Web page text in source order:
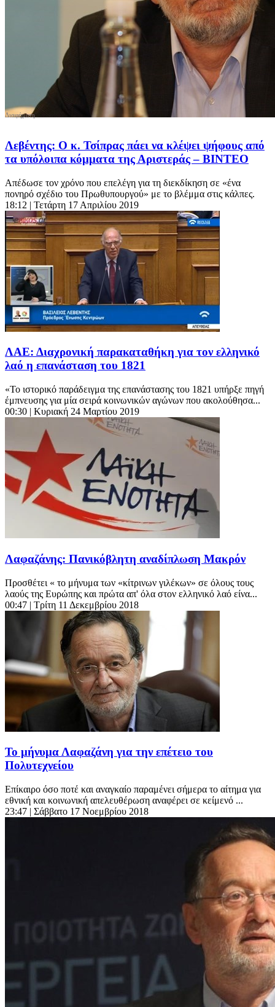
Λεβέντης: Ο κ. Τσίπρας πάει να κλέψει ψήφους από
τα υπόλοιπα κόμματα της Αριστεράς – ΒΙΝΤΕΟ
Απέδωσε τον χρόνο που επελέγη για τη διεκδίκηση σε «ένα
πονηρό σχέδιο του Πρωθυπουργού» με το βλέμμα στις κάλπες.
18:12 | Τετάρτη 17 Απριλίου 2019
ΛΑΕ: Διαχρονική παρακαταθήκη για τον ελληνικό
λαό η επανάσταση του 1821
«Το ιστορικό παράδειγμα της επανάστασης του 1821 υπήρξε πηγή
έμπνευσης για μία σειρά κοινωνικών αγώνων που ακολούθησα...
00:30 | Κυριακή 24 Μαρτίου 2019
Λαφαζάνης: Πανικόβλητη αναδίπλωση Μακρόν
Προσθέτει « το μήνυμα των «κίτρινων γιλέκων» σε όλους τους
λαούς της Ευρώπης και πρώτα απ' όλα στον ελληνικό λαό είνα...
00:47 | Τρίτη 11 Δεκεμβρίου 2018
Το μήνυμα Λαφαζάνη για την επέτειο του
Πολυτεχνείου
Επίκαιρο όσο ποτέ και αναγκαίο παραμένει σήμερα το αίτημα για
εθνική και κοινωνική απελευθέρωση αναφέρει σε κείμενό ...
23:47 | Σάββατο 17 Νοεμβρίου 2018